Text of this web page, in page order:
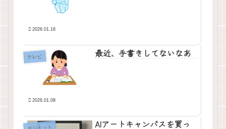
2026.01.16
テレビ 最近、手書きしてないなあ
2026.01.08
AIアートキャンバスを買っ